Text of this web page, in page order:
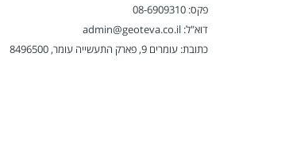
פקס: 08-6909310
דוא"ל: admin@geoteva.co.il
כתובת: עומרים 9, פארק התעשייה עומר, 8496500